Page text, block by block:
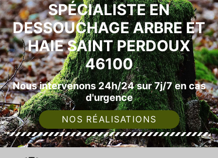
SPÉCIALISTE EN
DESSOUCHAGE ARBRE ET
HAIE SAINT PERDOUX
46100
Nous intervenons 24h/24 sur 7j/7 en cas
d'urgence
NOS RÉALISATIONS